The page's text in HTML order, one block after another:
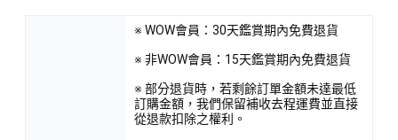
※ WOW會員：30天鑑賞期內免費退貨
※ 非WOW會員：15天鑑賞期內免費退貨
※ 部分退貨時，若剩餘訂單金額未達最低
訂購金額，我們保留補收去程運費並直接
從退款扣除之權利。